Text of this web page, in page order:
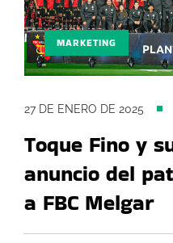
MARKETING
27 DE ENERO DE 2025
Toque Fino y
anuncio del
a FBC Melgar